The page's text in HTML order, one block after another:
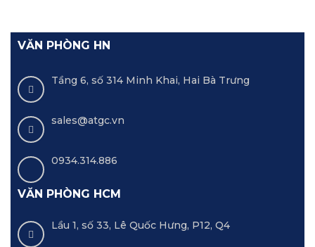
VĂN PHÒNG HN
Tầng 6, số 314 Minh Khai, Hai Bà Trưng
sales@atgc.vn
0934.314.886
VĂN PHÒNG HCM
Lầu 1, số 33, Lê Quốc Hưng, P12, Q4